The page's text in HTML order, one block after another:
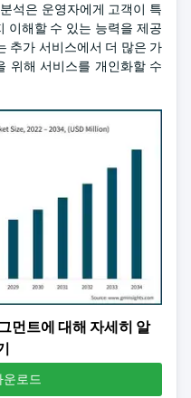
석은 운영자에게 고객이 특
이해할 수 있는 능력을 제공
추가 서비스에서 더 많은 가
위해 서비스를 개인화할 수
먼트에 대해 자세히 알
운로드